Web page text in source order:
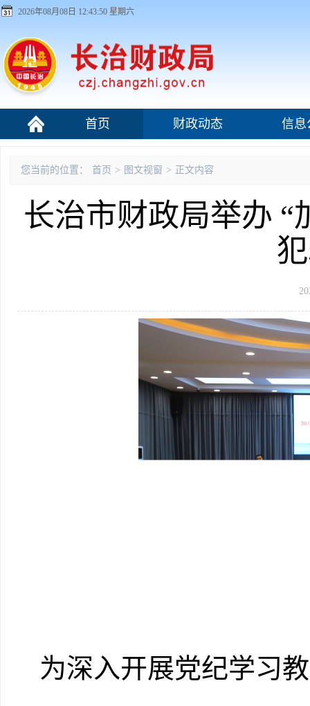
2026年08月08日 12:43:51 星期六
首页 财政动态 信息
您当前的位置： 首页 > 图文视窗 > 正文内容
长治市财政局举办
为深入开展党纪学习